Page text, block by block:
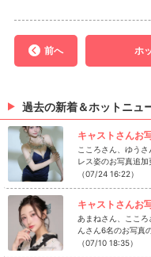
前へ ホ
過去の新着＆ホットニュ
キャストさんお
こころさん、ゆう
レス姿のお写真追
s://
（07/24 16:22）
キャストさんお
あまねさん、ここ
んさん6名のお写
ェック！ https://
（07/10 18:35）